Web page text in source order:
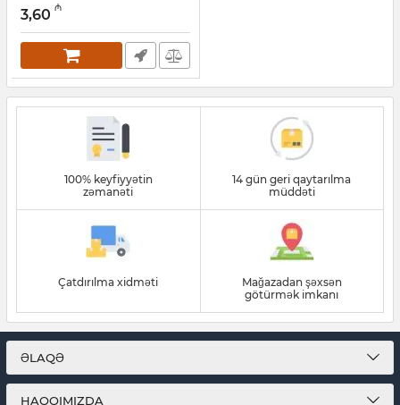
Artikul:
3,60 ₼
100% keyfiyyətin
zəmanəti
14 gün geri qaytarılma
müddəti
Çatdırılma xidməti
Mağazadan şəxsən
götürmək imkanı
ƏLAQƏ
HAQQIMIZDA